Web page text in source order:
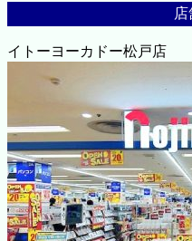
店
イトーヨーカドー松戸店